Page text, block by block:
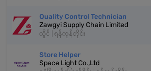
Quality Control Technician
Zawgyi Supply Chain Limited
လှိုင် | ရန်ကုန်တိုင်း
Store Helper
Space Light Co.,Ltd